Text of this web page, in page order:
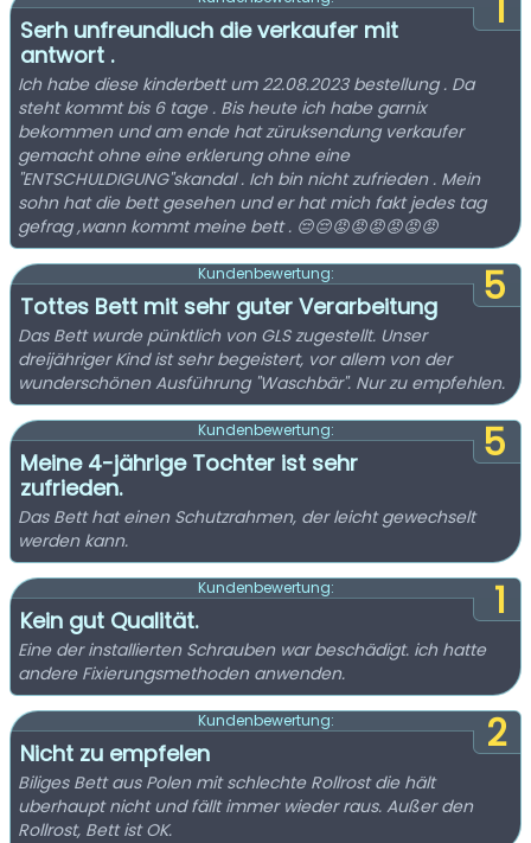
1
Serh unfreundluch die verkaufer mit
antwort .
Ich habe diese kinderbett um 22.08.2023 bestellung . Da
steht kommt bis 6 tage . Bis heute ich habe garnix
bekommen und am ende hat züruksendung verkaufer
gemacht ohne eine erklerung ohne eine
"ENTSCHULDIGUNG"skandal . Ich bin nicht zufrieden . Mein
sohn hat die bett gesehen und er hat mich fakt jedes tag
gefrag ,wann kommt meine bett . 😔😔😡😡😡😡😡😡
5
Kundenbewertung:
Tottes Bett mit sehr guter Verarbeitung
Das Bett wurde pünktlich von GLS zugestellt. Unser
dreijähriger Kind ist sehr begeistert, vor allem von der
wunderschönen Ausführung "Waschbär". Nur zu empfehlen.
5
Kundenbewertung:
Meine 4-jährige Tochter ist sehr
zufrieden.
Das Bett hat einen Schutzrahmen, der leicht gewechselt
werden kann.
1
Kundenbewertung:
Kein gut Qualität.
Eine der installierten Schrauben war beschädigt. ich hatte
andere Fixierungsmethoden anwenden.
2
Kundenbewertung:
Nicht zu empfelen
Biliges Bett aus Polen mit schlechte Rollrost die hält
uberhaupt nicht und fällt immer wieder raus. Außer den
Rollrost, Bett ist OK.